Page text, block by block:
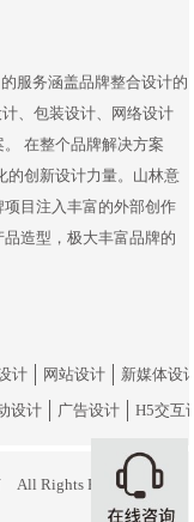
的服务涵盖品牌整合设计的
、包装设计、网络设计
在整个品牌解决方案
的创新设计力量。山林意
目注入丰富的外部创作
造型，极大丰富品牌的
计 网站设计
新媒体设
设计 广告设计 H5交互
All Rights Reserved